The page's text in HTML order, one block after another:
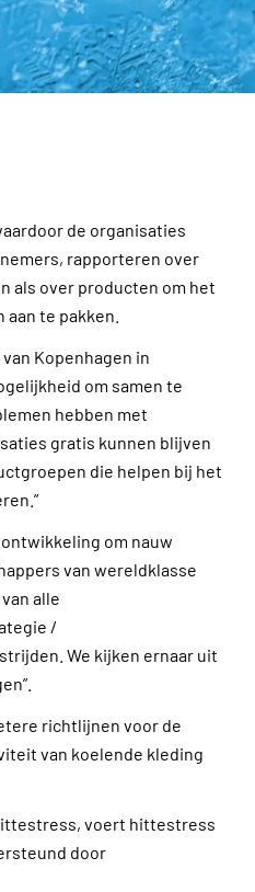
de organisaties
rapporteren over
als over producten om het
te pakken.
Kopenhagen in
om samen te
hebben met
gratis kunnen blijven
die helpen bij het
ontwikkeling om nauw
van wereldklasse
alle
/
We kijken ernaar uit
richtlijnen voor de
van koelende kleding
voert hittestress
door